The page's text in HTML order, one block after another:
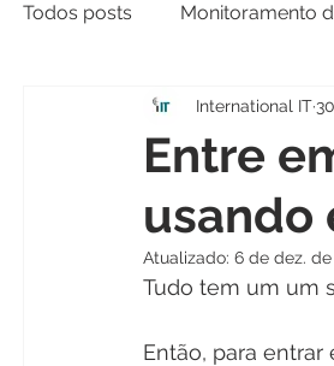
Todos posts Monitoramento
NOC
Entre
usando
International IT
Atualizado: 6 de dez. de
Tudo tem um um
Então, para